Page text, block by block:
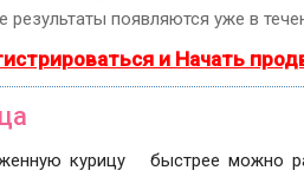
результаты появляются уже в
и Начать
курицу быстрее можно